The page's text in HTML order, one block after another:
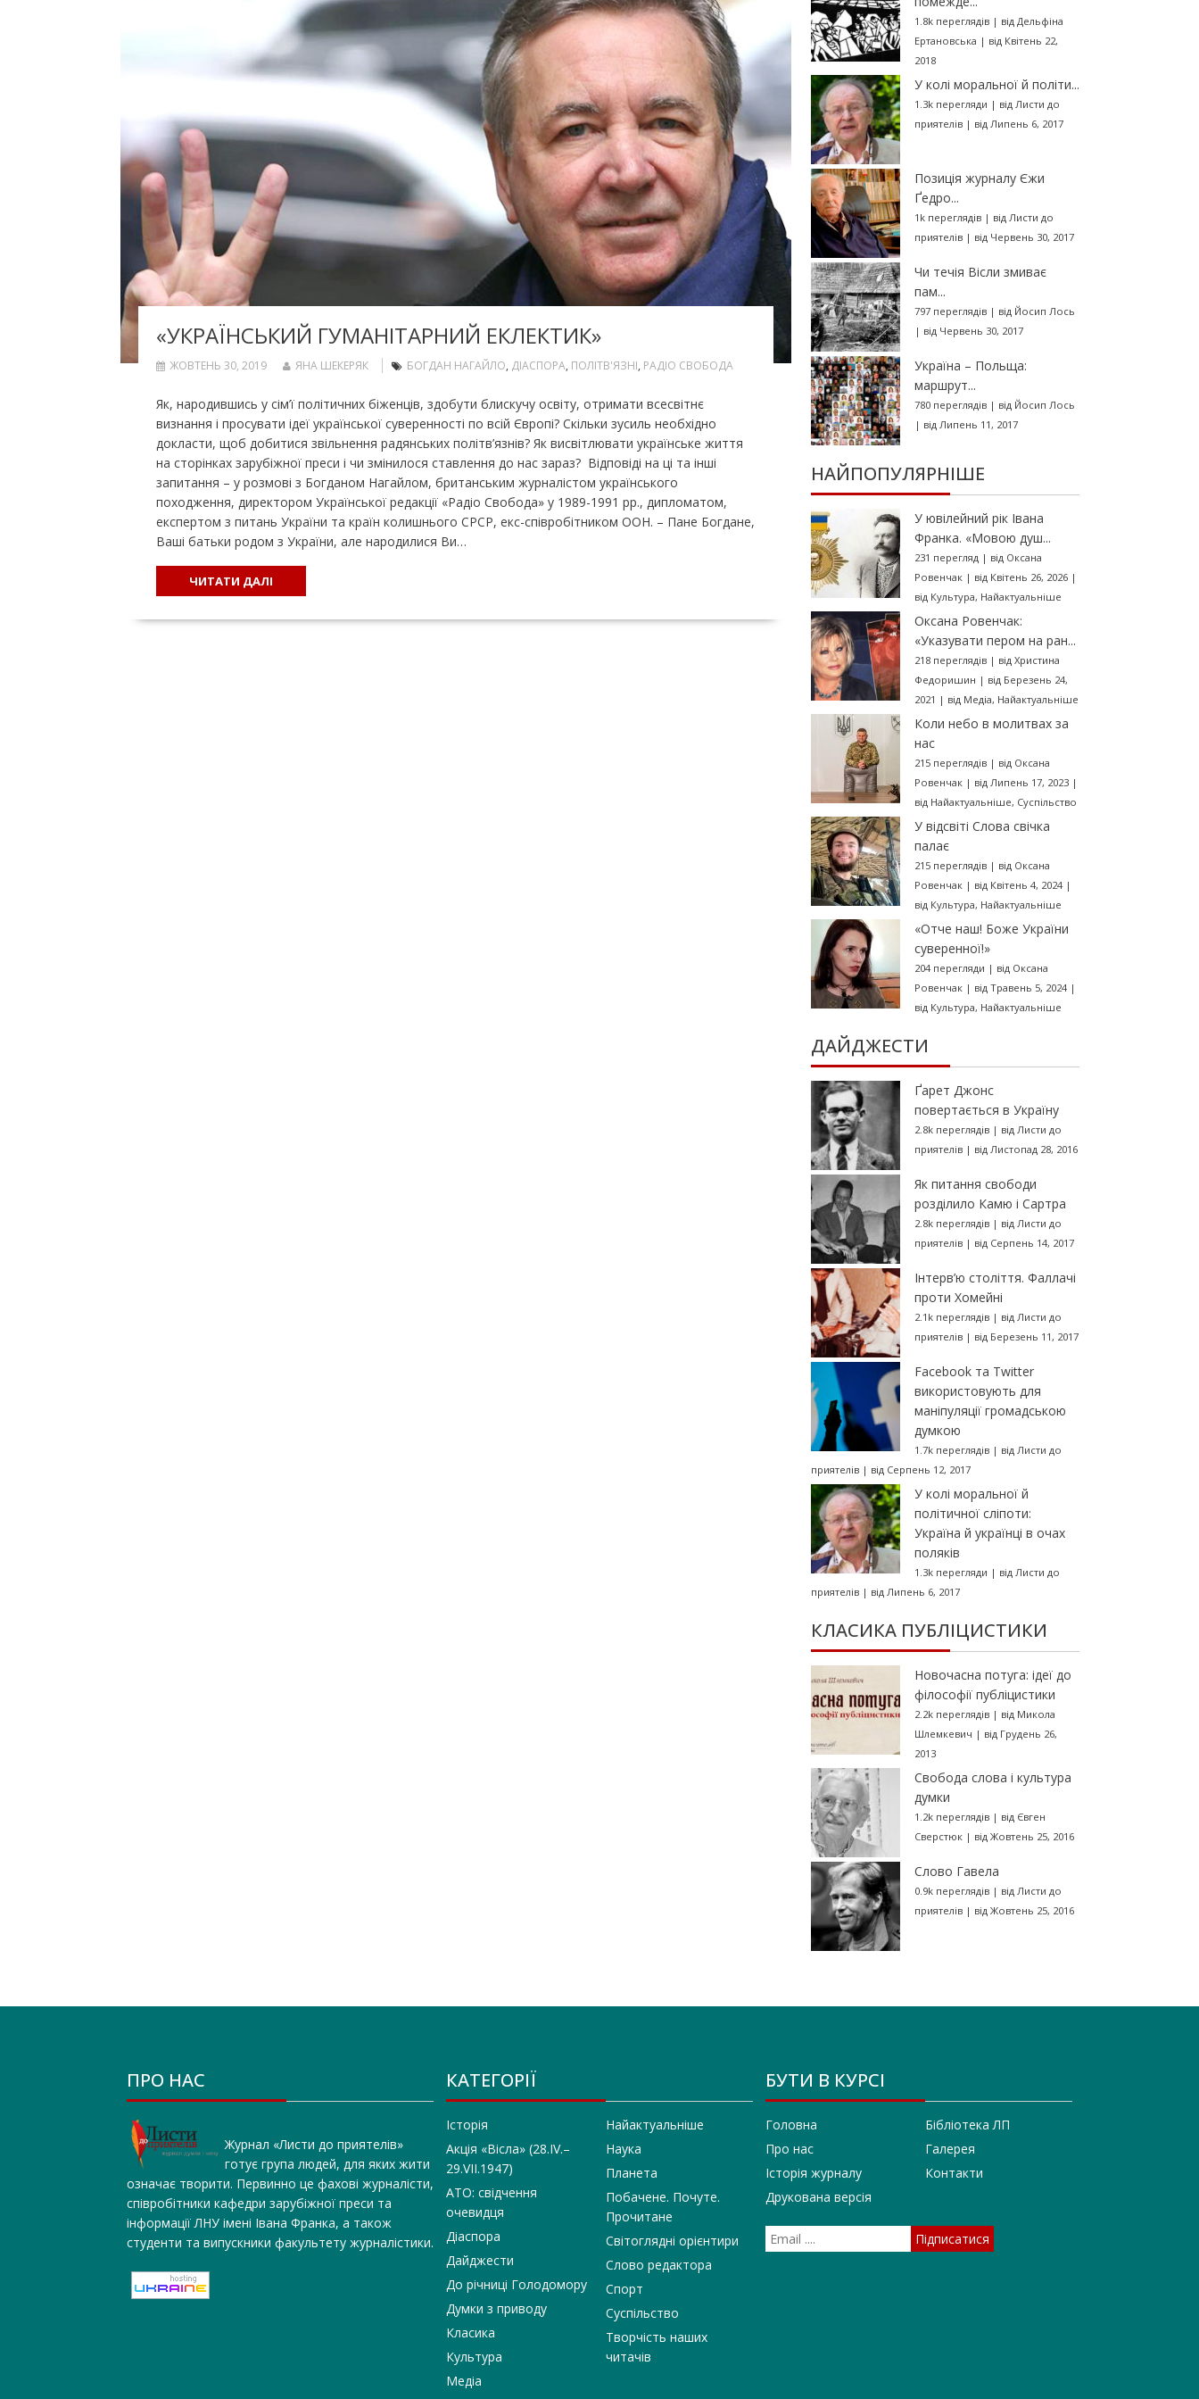
«УКРАЇНСЬКИЙ ГУМАНІТАРНИЙ ЕКЛЕКТИК»
ЖОВТЕНЬ 30, 2019 ЯНА ШЕКЕРЯК БОГДАН НАГАЙЛО, ДІАСПОРА, ПОЛІТВ'ЯЗНІ, РАДІО СВОБОДА
Як, народившись у сім’ї політичних біженців, здобути блискучу освіту, отримати всесвітнє
визнання і просувати ідеї української суверенності по всій Європі? Скільки зусиль необхідно
докласти, щоб добитися звільнення радянських політв’язнів? Як висвітлювати українське життя
на сторінках зарубіжної преси і чи змінилося ставлення до нас зараз? Відповіді на ці та інші
запитання – у розмові з Богданом Нагайлом, британським журналістом українського
походження, директором Української редакції «Радіо Свобода» у 1989-1991 рр., дипломатом,
експертом з питань України та країн колишнього СРСР, екс-співробітником ООН. – Пане Богдане,
Ваші батьки родом з України, але народилися Ви…
ЧИТАТИ ДАЛІ
1.8k переглядів| від Дельфіна
Ертановська | від Квітень 22,
2018
У колі моральної й політи...
1.3k перегляди | від Листи до
приятелів| від Липень 6, 2017
Позиція журналу Єжи
Ґедро...
1k переглядів| від Листи до
приятелів| від Червень 30, 2017
Чи течія Вісли змиває
пам...
797 переглядів| від Йосип Лось
| від Червень 30, 2017
Україна – Польща:
маршрут...
780 переглядів| від Йосип Лось
| від Липень 11, 2017
НАЙПОПУЛЯРНІШЕ
У ювілейний рік Івана
Франка. «Мовою душ...
231 перегляд| від Оксана
Ровенчак| від Квітень 26, 2026|
від Культура, Найактуальніше
Оксана Ровенчак:
«Указувати пером на ран...
218 переглядів| від Христина
Федоришин | від Березень 24,
2021 | від Медіа, Найактуальніше
Коли небо в молитвах за
нас
215 переглядів| від Оксана
Ровенчак| від Липень 17, 2023|
від Найактуальніше, Суспільство
У відсвіті Слова свічка
палає
215 переглядів| від Оксана
Ровенчак| від Квітень 4, 2024|
від Культура, Найактуальніше
«Отче наш! Боже України
суверенної!»
204 перегляди | від Оксана
Ровенчак| від Травень 5, 2024|
від Культура, Найактуальніше
ДАЙДЖЕСТИ
Ґарет Джонс
повертається в Україну
2.8k переглядів| від Листи до
приятелів| від Листопад 28, 2016
Як питання свободи
розділило Камю і Сартра
2.8k переглядів| від Листи до
приятелів| від Серпень 14, 2017
Інтерв’ю століття. Фаллачі
проти Хомейні
2.1k переглядів| від Листи до
приятелів| від Березень 11, 2017
Facebook та Twitter
використовують для
маніпуляції громадською
думкою
1.7k переглядів| від Листи до
приятелів| від Серпень 12, 2017
У колі моральної й
політичної сліпоти:
Україна й українці в очах
поляків
1.3k перегляди | від Листи до
приятелів| від Липень 6, 2017
КЛАСИКА ПУБЛІЦИСТИКИ
Новочасна потуга: ідеї до
філософії публіцистики
2.2k переглядів| від Микола
Шлемкевич | від Грудень 26,
2013
Свобода слова і культура
думки
1.2k переглядів| від Євген
Сверстюк| від Жовтень 25, 2016
Слово Гавела
0.9k переглядів| від Листи до
приятелів| від Жовтень 25, 2016
ПРО НАС
Журнал «Листи до приятелів»
готує група людей, для яких жити
означає творити. Первинно це фахові журналісти,
співробітники кафедри зарубіжної преси та
інформації ЛНУ імені Івана Франка, а також
студенти та випускники факультету журналістики.
КАТЕГОРІЇ
Історія
Акція «Вісла» (28.IV.–
29.VII.1947)
АТО: свідчення
очевидця
Діаспора
Дайджести
До річниці Голодомору
Думки з приводу
Класика
Культура
Медіа
Найактуальніше
Наука
Планета
Побачене. Почуте.
Прочитане
Світоглядні орієнтири
Слово редактора
Спорт
Суспільство
Творчість наших
читачів
БУТИ В КУРСІ
Головна
Про нас
Історія журналу
Друкована версія
Бібліотека ЛП
Галерея
Контакти